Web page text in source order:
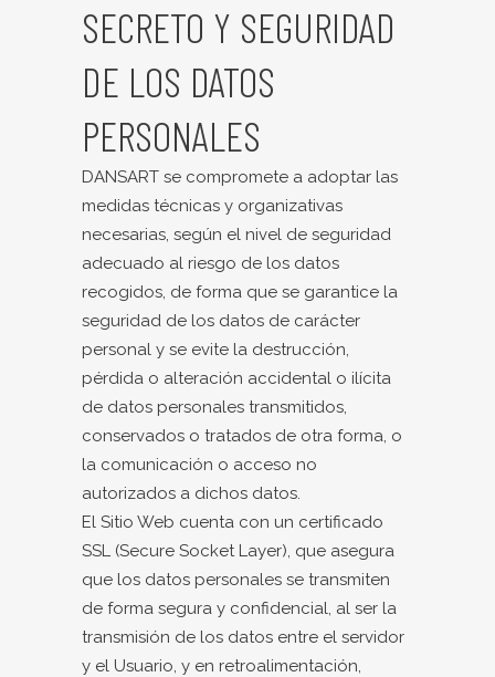
SECRETO Y SEGURIDAD
DE LOS DATOS
PERSONALES
DANSART se compromete a adoptar las
medidas técnicas y organizativas
necesarias, según el nivel de seguridad
adecuado al riesgo de los datos
recogidos, de forma que se garantice la
seguridad de los datos de carácter
personal y se evite la destrucción,
pérdida o alteración accidental o ilícita
de datos personales transmitidos,
conservados o tratados de otra forma, o
la comunicación o acceso no
autorizados a dichos datos.
El Sitio Web cuenta con un certificado
SSL (Secure Socket Layer), que asegura
que los datos personales se transmiten
de forma segura y confidencial, al ser la
transmisión de los datos entre el servidor
y el Usuario, y en retroalimentación,